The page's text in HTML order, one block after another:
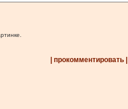
| прокомментировать |